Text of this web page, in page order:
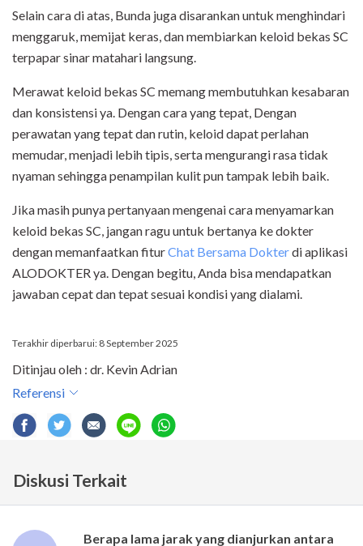
Selain cara di atas, Bunda juga disarankan untuk menghindari
menggaruk, memijat keras, dan membiarkan keloid bekas SC
terpapar sinar matahari langsung.
Merawat keloid bekas SC memang membutuhkan kesabaran
dan konsistensi ya. Dengan cara yang tepat, Dengan
perawatan yang tepat dan rutin, keloid dapat perlahan
memudar, menjadi lebih tipis, serta mengurangi rasa tidak
nyaman sehingga penampilan kulit pun tampak lebih baik.
Jika masih punya pertanyaan mengenai cara menyamarkan
keloid bekas SC, jangan ragu untuk bertanya ke dokter
dengan memanfaatkan fiturChat Bersama Dokterdi aplikasi
ALODOKTER ya. Dengan begitu, Anda bisa mendapatkan
jawaban cepat dan tepat sesuai kondisi yang dialami.
Terakhir diperbarui: 8 September 2025